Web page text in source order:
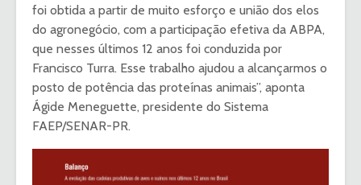
foi obtida a partir de muito esforço e união dos elos
do agronegócio, com a participação efetiva da ABPA,
que nesses últimos 12 anos foi conduzida por
Francisco Turra. Esse trabalho ajudou a alcançarmos o
posto de potência das proteínas animais”, aponta
Ágide Meneguette, presidente do Sistema
FAEP/SENAR-PR.